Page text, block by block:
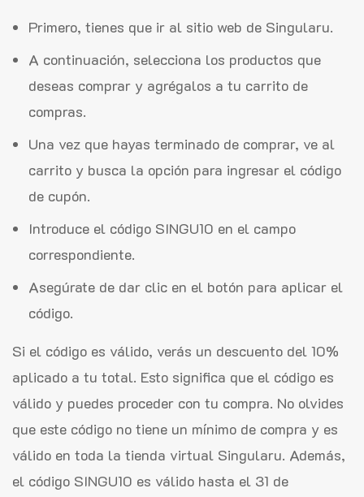
Primero, tienes que ir al sitio web de Singularu.
A continuación, selecciona los productos que
deseas comprar y agrégalos a tu carrito de
compras.
Una vez que hayas terminado de comprar, ve al
carrito y busca la opción para ingresar el código
de cupón.
Introduce el código SINGU10 en el campo
correspondiente.
Asegúrate de dar clic en el botón para aplicar el
código.
Si el código es válido, verás un descuento del 10%
aplicado a tu total. Esto significa que el código es
válido y puedes proceder con tu compra. No olvides
que este código no tiene un mínimo de compra y es
válido en toda la tienda virtual Singularu. Además,
el código SINGU10 es válido hasta el 31 de